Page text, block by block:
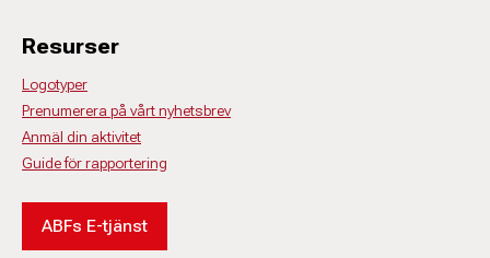
Resurser
Logotyper
Prenumerera på vårt nyhetsbrev
Anmäl din aktivitet
Guide för rapportering
ABFs E-tjänst